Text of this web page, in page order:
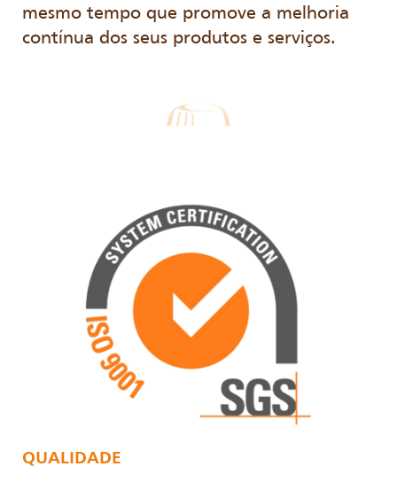
mesmo tempo que promove a melhoria
contínua dos seus produtos e serviços.
QUALIDADE